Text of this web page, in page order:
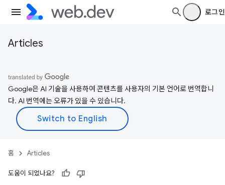
로그인
Articles
Google은 AI 기술을 사용하여 콘텐츠를 사용자의 기본 언어로 번역합니
다. AI 번역에는 오류가 있을 수 있습니다.
홈 Articles
도움이 되었나요?